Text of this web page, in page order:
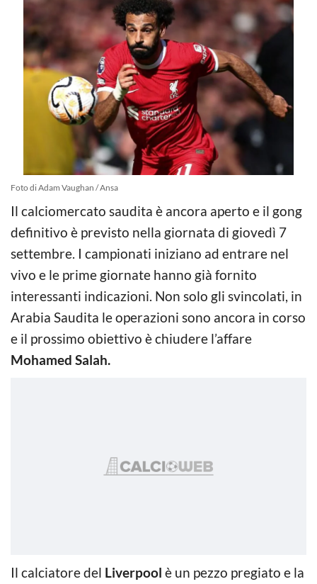
Foto di Adam Vaughan / Ansa
Il calciomercato saudita è ancora aperto e il gong
definitivo è previsto nella giornata di giovedì 7
settembre. I campionati iniziano ad entrare nel
vivo e le prime giornate hanno già fornito
interessanti indicazioni. Non solo gli svincolati, in
Arabia Saudita le operazioni sono ancora in corso
e il prossimo obiettivo è chiudere l’affare
Mohamed Salah.
Il calciatore del Liverpool è un pezzo pregiato e la